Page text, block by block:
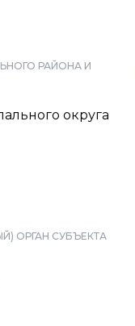
РАЙОНА И
округа
ОРГАН СУБЪЕКТА